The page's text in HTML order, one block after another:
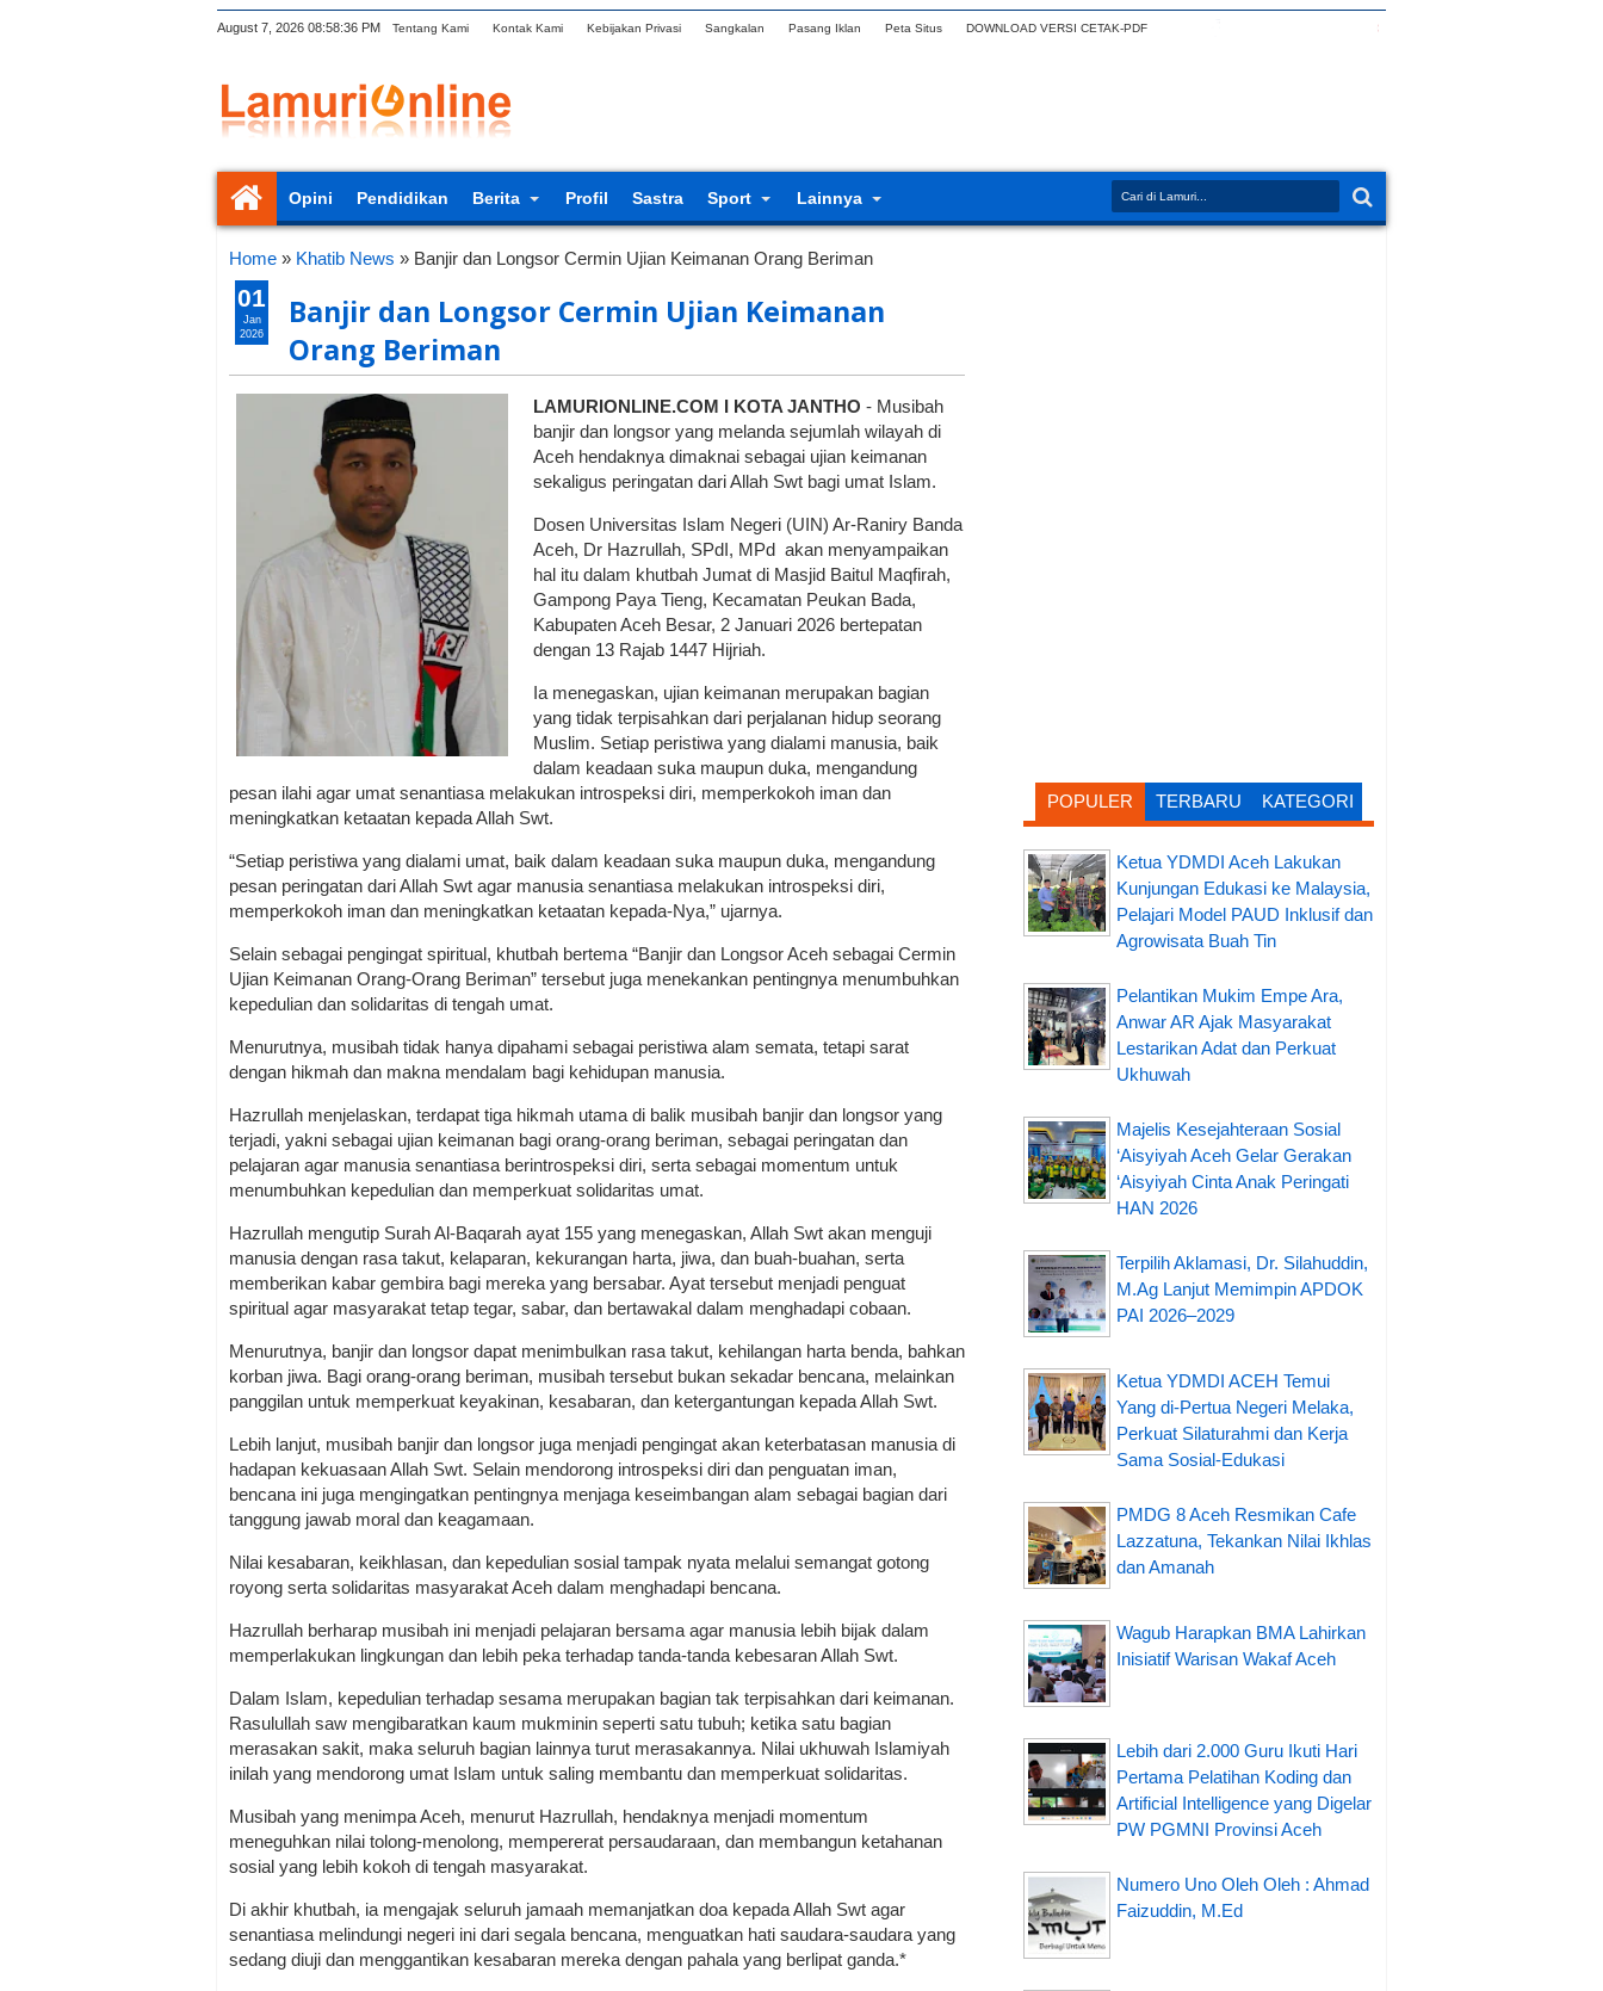
August 7, 2026 08:58:37 PM Tentang Kami Kontak Kami Kebijakan Privasi Sangkalan Pasang Iklan Peta Situs DOWNLOAD VERSI CETAK-PDF
Opini Pendidikan Berita Profil Sastra Sport Lainnya
Home » Khatib News » Banjir dan Longsor Cermin Ujian Keimanan Orang Beriman
Banjir dan Longsor Cermin Ujian Keimanan
Orang Beriman
LAMURIONLINE.COM I KOTA JANTHO - Musibah
banjir dan longsor yang melanda sejumlah wilayah di
Aceh hendaknya dimaknai sebagai ujian keimanan
sekaligus peringatan dari Allah Swt bagi umat Islam.
Dosen Universitas Islam Negeri (UIN) Ar-Raniry Banda
Aceh, Dr Hazrullah, SPdI, MPd akan menyampaikan
hal itu dalam khutbah Jumat di Masjid Baitul Maqfirah,
Gampong Paya Tieng, Kecamatan Peukan Bada,
Kabupaten Aceh Besar, 2 Januari 2026 bertepatan
dengan 13 Rajab 1447 Hijriah.
Ia menegaskan, ujian keimanan merupakan bagian
yang tidak terpisahkan dari perjalanan hidup seorang
Muslim. Setiap peristiwa yang dialami manusia, baik
dalam keadaan suka maupun duka, mengandung
pesan ilahi agar umat senantiasa melakukan introspeksi diri, memperkokoh iman dan
meningkatkan ketaatan kepada Allah Swt.
“Setiap peristiwa yang dialami umat, baik dalam keadaan suka maupun duka, mengandung
pesan peringatan dari Allah Swt agar manusia senantiasa melakukan introspeksi diri,
memperkokoh iman dan meningkatkan ketaatan kepada-Nya,” ujarnya.
Selain sebagai pengingat spiritual, khutbah bertema “Banjir dan Longsor Aceh sebagai Cermin
Ujian Keimanan Orang-Orang Beriman” tersebut juga menekankan pentingnya menumbuhkan
kepedulian dan solidaritas di tengah umat.
Menurutnya, musibah tidak hanya dipahami sebagai peristiwa alam semata, tetapi sarat
dengan hikmah dan makna mendalam bagi kehidupan manusia.
Hazrullah menjelaskan, terdapat tiga hikmah utama di balik musibah banjir dan longsor yang
terjadi, yakni sebagai ujian keimanan bagi orang-orang beriman, sebagai peringatan dan
pelajaran agar manusia senantiasa berintrospeksi diri, serta sebagai momentum untuk
menumbuhkan kepedulian dan memperkuat solidaritas umat.
Hazrullah mengutip Surah Al-Baqarah ayat 155 yang menegaskan, Allah Swt akan menguji
manusia dengan rasa takut, kelaparan, kekurangan harta, jiwa, dan buah-buahan, serta
memberikan kabar gembira bagi mereka yang bersabar. Ayat tersebut menjadi penguat
spiritual agar masyarakat tetap tegar, sabar, dan bertawakal dalam menghadapi cobaan.
Menurutnya, banjir dan longsor dapat menimbulkan rasa takut, kehilangan harta benda, bahkan
korban jiwa. Bagi orang-orang beriman, musibah tersebut bukan sekadar bencana, melainkan
panggilan untuk memperkuat keyakinan, kesabaran, dan ketergantungan kepada Allah Swt.
Lebih lanjut, musibah banjir dan longsor juga menjadi pengingat akan keterbatasan manusia di
hadapan kekuasaan Allah Swt. Selain mendorong introspeksi diri dan penguatan iman,
bencana ini juga mengingatkan pentingnya menjaga keseimbangan alam sebagai bagian dari
tanggung jawab moral dan keagamaan.
Nilai kesabaran, keikhlasan, dan kepedulian sosial tampak nyata melalui semangat gotong
royong serta solidaritas masyarakat Aceh dalam menghadapi bencana.
Hazrullah berharap musibah ini menjadi pelajaran bersama agar manusia lebih bijak dalam
memperlakukan lingkungan dan lebih peka terhadap tanda-tanda kebesaran Allah Swt.
Dalam Islam, kepedulian terhadap sesama merupakan bagian tak terpisahkan dari keimanan.
Rasulullah saw mengibaratkan kaum mukminin seperti satu tubuh; ketika satu bagian
merasakan sakit, maka seluruh bagian lainnya turut merasakannya. Nilai ukhuwah Islamiyah
inilah yang mendorong umat Islam untuk saling membantu dan memperkuat solidaritas.
Musibah yang menimpa Aceh, menurut Hazrullah, hendaknya menjadi momentum
meneguhkan nilai tolong-menolong, mempererat persaudaraan, dan membangun ketahanan
sosial yang lebih kokoh di tengah masyarakat.
Di akhir khutbah, ia mengajak seluruh jamaah memanjatkan doa kepada Allah Swt agar
senantiasa melindungi negeri ini dari segala bencana, menguatkan hati saudara-saudara yang
sedang diuji dan menggantikan kesabaran mereka dengan pahala yang berlipat ganda.*
01
Jan
2026
POPULER TERBARU KATEGORI
Ketua YDMDI Aceh Lakukan
Kunjungan Edukasi ke Malaysia,
Pelajari Model PAUD Inklusif dan
Agrowisata Buah Tin
Pelantikan Mukim Empe Ara,
Anwar AR Ajak Masyarakat
Lestarikan Adat dan Perkuat
Ukhuwah
Majelis Kesejahteraan Sosial
‘Aisyiyah Aceh Gelar Gerakan
‘Aisyiyah Cinta Anak Peringati
HAN 2026
Terpilih Aklamasi, Dr. Silahuddin,
M.Ag Lanjut Memimpin APDOK
PAI 2026–2029
Ketua YDMDI ACEH Temui
Yang di-Pertua Negeri Melaka,
Perkuat Silaturahmi dan Kerja
Sama Sosial-Edukasi
PMDG 8 Aceh Resmikan Cafe
Lazzatuna, Tekankan Nilai Ikhlas
dan Amanah
Wagub Harapkan BMA Lahirkan
Inisiatif Warisan Wakaf Aceh
Lebih dari 2.000 Guru Ikuti Hari
Pertama Pelatihan Koding dan
Artificial Intelligence yang Digelar
PW PGMNI Provinsi Aceh
Numero Uno Oleh Oleh : Ahmad
Faizuddin, M.Ed